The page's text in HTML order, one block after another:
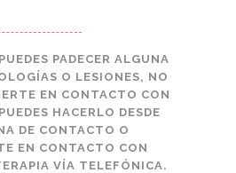
PADECER ALGUNA
O LESIONES, NO
EN CONTACTO CON
HACERLO DESDE
DE CONTACTO O
EN CONTACTO CON
VÍA TELEFÓNICA.